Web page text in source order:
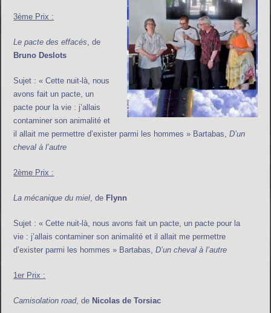
3ème Prix :
Le pacte des effacés , de
Bruno Deslots
Sujet : « Cette nuit-là, nous
avons fait un pacte, un
pacte pour la vie : j’allais
contaminer son animalité et
il allait me permettre d’exister parmi les hommes » Bartabas,D’un
cheval à l’autre
2ème Prix :
La mécanique du miel , de Flynn
Sujet : « Cette nuit-là, nous avons fait un pacte, un pacte pour la
vie : j’allais contaminer son animalité et il allait me permettre
d’exister parmi les hommes » Bartabas,D’un cheval à l’autre
1er Prix :
Camisolation road, de Nicolas de Torsiac